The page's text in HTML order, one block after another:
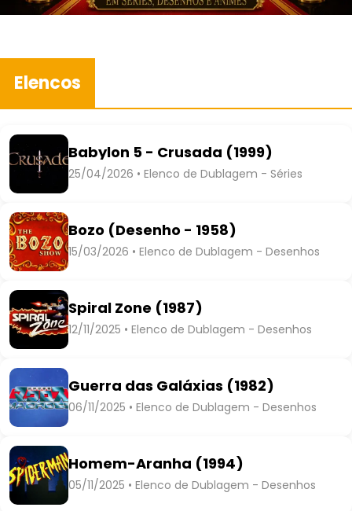
Elencos
Babylon 5 - Crusada (1999)
25/04/2026 • Elenco de Dublagem - Séries
Bozo (Desenho - 1958)
15/03/2026 • Elenco de Dublagem - Desenhos
Spiral Zone (1987)
12/11/2025 • Elenco de Dublagem - Desenhos
Guerra das Galáxias (1982)
06/11/2025 • Elenco de Dublagem - Desenhos
Homem-Aranha (1994)
05/11/2025 • Elenco de Dublagem - Desenhos